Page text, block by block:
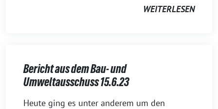
WEITERLESEN
Bericht aus dem Bau- und
Umweltausschuss 15.6.23
16.
Heute ging es unter anderem um den